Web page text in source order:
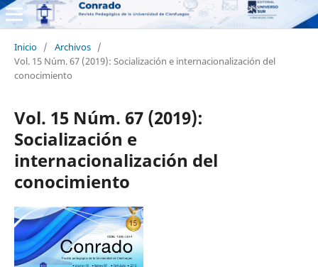
Inicio / Archivos /
Vol. 15 Núm. 67 (2019): Socialización e internacionalización del
conocimiento
Vol. 15 Núm. 67 (2019):
Socialización e
internacionalización del
conocimiento